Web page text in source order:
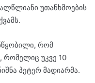
უთანხმოების
რომ
რომელიც უკვე 10
პეტერ მადიარმა.